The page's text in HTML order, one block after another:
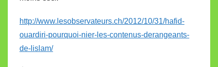
http://www.lesobservateurs.ch/2012/10/31/hafid-
ouardiri-pourquoi-nier-les-contenus-derangeants-
de-lislam/